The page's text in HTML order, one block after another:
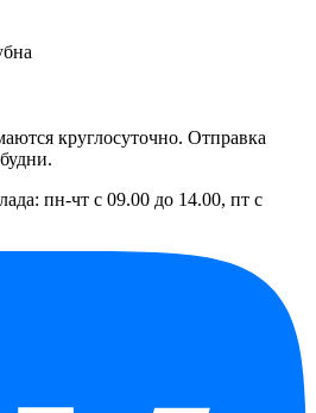
круглосуточно. Отправка
пн-чт с 09.00 до 14.00, пт с